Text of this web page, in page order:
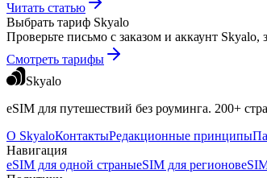
Читать статью
Выбрать тариф Skyalo
Проверьте письмо с заказом и аккаунт
Смотреть тарифы
Skyalo
eSIM для путешествий без роуминга. 200+
О SkyaloКонтактыРедакционные принципы
Навигация
eSIM для одной страныeSIM для регионов